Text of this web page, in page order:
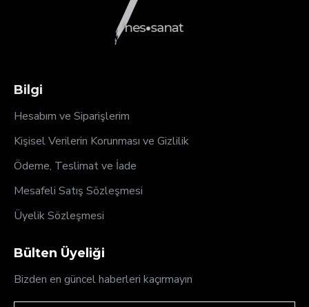
Bilgi
Hesabım ve Siparişlerim
Kişisel Verilerin Korunması ve Gizlilik
Ödeme, Teslimat ve İade
Mesafeli Satış Sözleşmesi
Üyelik Sözleşmesi
Bülten Üyeliği
Bizden en güncel haberleri kaçırmayın